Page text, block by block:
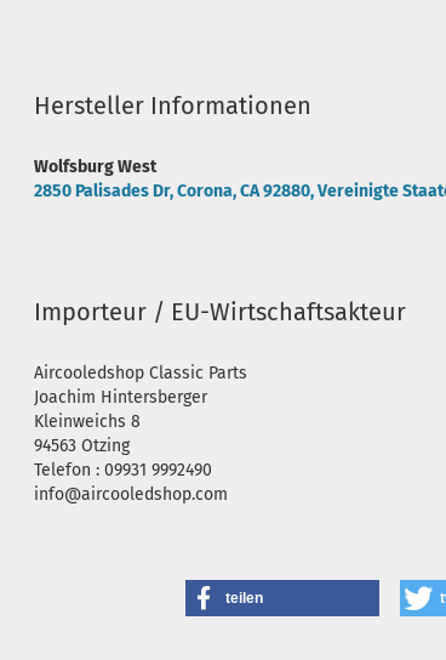
Hersteller Informationen
Wolfsburg West
2850 Palisades Dr, Corona, CA 92880, Vereinigte
Importeur / EU-Wirtschaftsakteur
Aircooledshop Classic Parts
Joachim Hintersberger
Kleinweichs 8
94563 Otzing
Telefon : 09931 9992490
info@aircooledshop.com
teilen